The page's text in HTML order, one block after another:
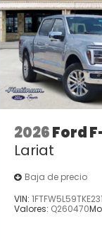
2026Ford
Lariat
Baja de precio
VIN:
Valores: Q260470